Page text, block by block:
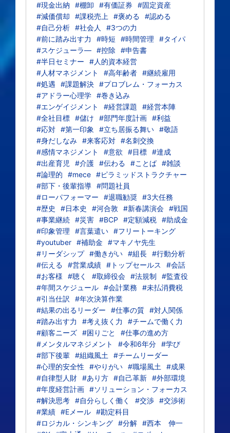
#現金出納
#棚卸 #有価証券
#固定資産
#減価償却
#課税売上 #褒める
#認める
#自己分析 #社会人
#3つの力
#前に踏み出す力
#時短 #時間管理
#タイパ
#スケジューラ― #控除
#申告書
#半日セミナー
#人的資本経営
#人材マネジメント
#高年齢者 #継続雇用
#処遇
#課題解決 #プロブレム・フォーカス
#アドラー心理学 #巻き込み
#エンゲイジメント
#経営課題
#経営本陣
#全社目標 #儲け #部門年度計画 #利益
#応対 #第一印象 #立ち居振る舞い #敬語
#身だしなみ #来客応対 #名刺交換
#感情マネジメント
#意欲 #目標 #達成
#出産育児
#介護 #伝わる #ことば #雑談
#論理的
#mece #ピラミッドストラクチャー
#部下・後輩指導 #問題社員
#ローパフォーマー
#退職勧奨 #3大任務
#歴史
#日本史 #河合敦 #新春講演会 #戦国
#事業継続 #災害 #BCP #定額減税 #助成金
#印象管理
#言葉遣い #フリートーキング
#youtuber #補助金
#マキノヤ先生
#リーダシップ #働きがい #組長 #行動分析
#伝える
#営業成績 #トップセールス
#会話
#お客様
#聴く #取締役会 #法規制
#監査役
#年間スケジュール #会計業務
#未払消費税
#引当仕訳
#年次決算作業
#結果の出るリーダー
#仕事の質 #対人関係
#踏み出す力
#考え抜く力
#チームで働く力
#顧客ニーズ #困りごと
#仕事の進め方
#メンタルマネジメント
#令和6年分 #学び
#部下後輩 #組織風土
#チームリーダー
#心理的安全性
#やりがい #職場風土
#成果
#自律型人財 #あり方 #自己革新 #外部環境
#年度経営計画 #ソリューション・フォーカス
#解決思考 #自分らしく働く #交渉 #交渉術
#業績 #Eメール #勘定科目
#ロジカル・シンキング #分解 #西本 伸一